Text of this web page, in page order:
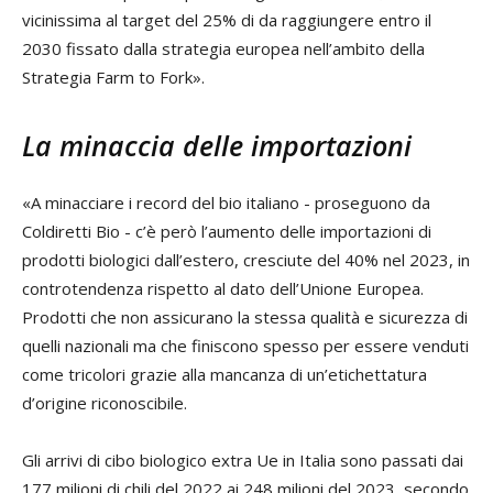
vicinissima al target del 25% di da raggiungere entro il
2030 fissato dalla strategia europea nell’ambito della
Strategia Farm to Fork».
La minaccia delle importazioni
«A minacciare i record del bio italiano - proseguono da
Coldiretti Bio - c’è però l’aumento delle importazioni di
prodotti biologici dall’estero, cresciute del 40% nel 2023, in
controtendenza rispetto al dato dell’Unione Europea.
Prodotti che non assicurano la stessa qualità e sicurezza di
quelli nazionali ma che finiscono spesso per essere venduti
come tricolori grazie alla mancanza di un’etichettatura
d’origine riconoscibile.
Gli arrivi di cibo biologico extra Ue in Italia sono passati dai
177 milioni di chili del 2022 ai 248 milioni del 2023, secondo